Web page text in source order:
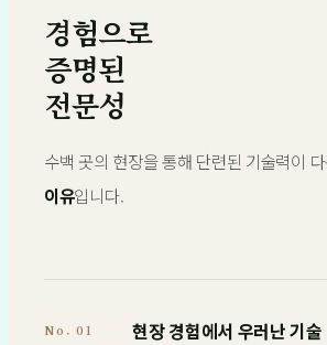
경험으로
증명된
전문성
수백 곳의 현장을 통해 단련된 기술력이
이유입니다.
No. 01 현장 경험에서 우러난 기술